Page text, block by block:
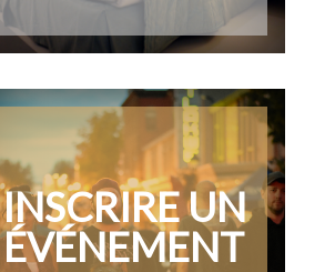
INSCRIRE UN
ÉVÉNEMENT